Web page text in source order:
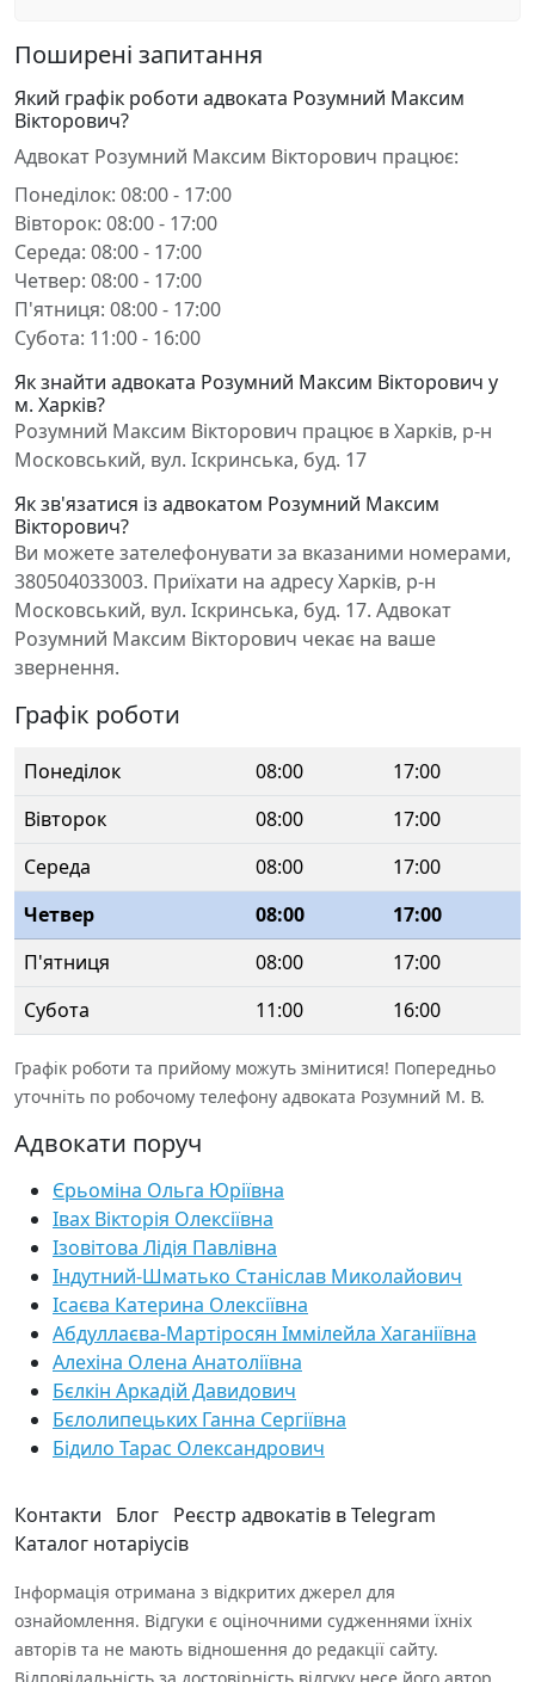
Поширені запитання
Який графік роботи адвоката Розумний Максим
Вікторович?
Адвокат Розумний Максим Вікторович працює:
Понеділок: 08:00 - 17:00
Вівторок: 08:00 - 17:00
Середа: 08:00 - 17:00
Четвер: 08:00 - 17:00
П'ятниця: 08:00 - 17:00
Субота: 11:00 - 16:00
Як знайти адвоката Розумний Максим Вікторович у
м. Харків?
Розумний Максим Вікторович працює в Харків, р-н
Московський, вул. Іскринська, буд. 17
Як зв'язатися із адвокатом Розумний Максим
Вікторович?
Ви можете зателефонувати за вказаними номерами,
380504033003. Приїхати на адресу Харків, р-н
Московський, вул. Іскринська, буд. 17. Адвокат
Розумний Максим Вікторович чекає на ваше
звернення.
Графік роботи
Понеділок 08:00
17:00
Вівторок
08:00
17:00
Середа
08:00
17:00
Четвер
08:00
17:00
П'ятниця
08:00
17:00
Субота
11:00 16:00
Графік роботи та прийому можуть змінитися! Попередньо
уточніть по робочому телефону адвоката Розумний М. В.
Адвокати поруч
Єрьоміна Ольга Юріївна
Івах Вікторія Олексіївна
Ізовітова Лідія Павлівна
Індутний-Шматько Станіслав Миколайович
Ісаєва Катерина Олексіївна
Абдуллаєва-Мартіросян Іммілейла Хаганіївна
Алехіна Олена Анатоліївна
Бєлкін Аркадій Давидович
Бєлолипецьких Ганна Сергіївна
Бідило Тарас Олександрович
Контакти Блог Реєстр адвокатів в Telegram
Каталог нотаріусів
Інформація отримана з відкритих джерел для
ознайомлення. Відгуки є оціночними судженнями їхніх
авторів та не мають відношення до редакції сайту.